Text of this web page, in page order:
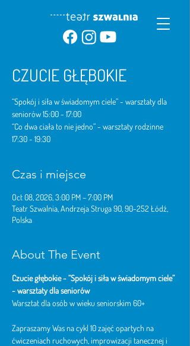
CZUCIE GŁĘBOKIE
“Spokój i siła w świadomym ciele” - warsztaty dla
seniorów 15:00 - 17:00
“Co dwa ciała to nie jedno” - warsztaty rodzinne
17:30 - 19:30
Czas i miejsce
Oct 08, 2026, 3:00 PM – 7:00 PM
Teatr Szwalnia, Andrzeja Struga 90, 90-252 Łódź,
Polska
About The Event
Czucie głębokie - “Spokój i siła w świadomym ciele”
- warsztaty dla seniorów
Warsztat dla osób w wieku seniorskim 60+
Zapraszamy Was na cykl 10 zajęć opartych na
ćwiczeniach ruchowych, improwizacji tanecznej i